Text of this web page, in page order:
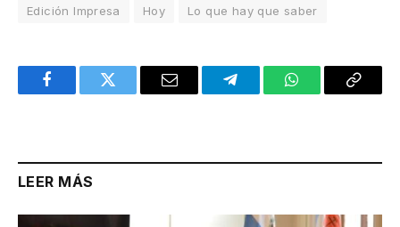
Edición Impresa Hoy Lo que hay que saber
FacebookTwitter Email TelegramWhatsAppCopy
LEER MÁS